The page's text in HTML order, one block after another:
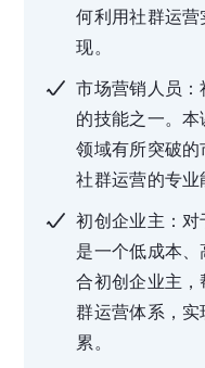
何利用社群运
现。
市场营销人员
的技能之一。
领域有所突破
社群运营的专业
初创企业主：
是一个低成本
合初创企业主
群运营体系，
累。